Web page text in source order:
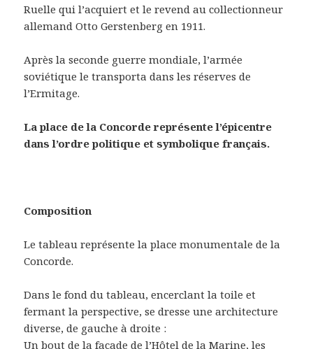
Ruelle qui l’acquiert et le revend au collectionneur
allemand Otto Gerstenberg en 1911.
Après la seconde guerre mondiale, l’armée
soviétique le transporta dans les réserves de
l’Ermitage.
La place de la Concorde représente l’épicentre
dans l’ordre politique et symbolique français.
Composition
Le tableau représente la place monumentale de la
Concorde.
Dans le fond du tableau, encerclant la toile et
fermant la perspective, se dresse une architecture
diverse, de gauche à droite :
Un bout de la façade de l’Hôtel de la Marine, les